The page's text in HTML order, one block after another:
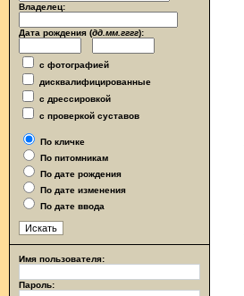
Владелец:
Дата рождения (дд.мм.гггг):
с фотографией
дисквалифицированные
с дрессировкой
с проверкой суставов
По кличке
По питомникам
По дате рождения
По дате изменения
По дате ввода
Имя пользователя:
Пароль: